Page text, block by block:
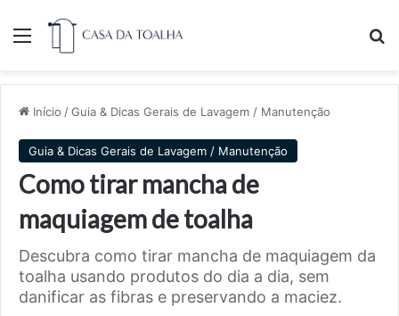
Menu
Início /Guia & Dicas Gerais de Lavagem / Manutenção
Guia & Dicas Gerais de Lavagem / Manutenção
Como tirar mancha de
maquiagem de toalha
Descubra como tirar mancha de maquiagem da
toalha usando produtos do dia a dia, sem
danificar as fibras e preservando a maciez.